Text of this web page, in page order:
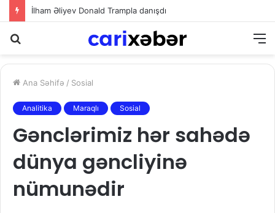
İlham Əliyev Donald Trampla danışdı
Ana Səhifə / Sosial
Analitika Maraqlı Sosial
Gənclərimiz hər sahədə
dünya gəncliyinə
nümunədir